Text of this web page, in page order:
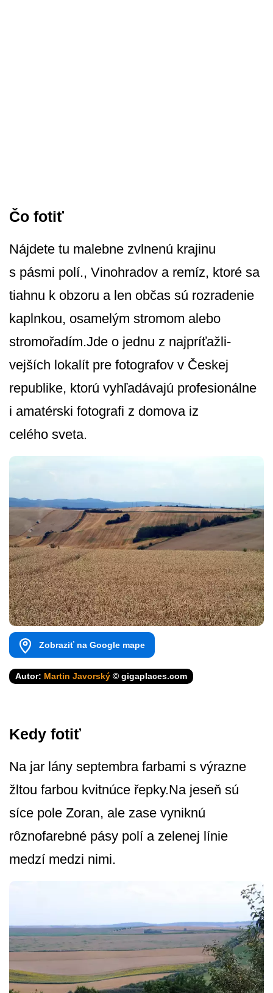
Čo fotiť
Nájdete tu malebne zvlnenú krajinu
s pásmi polí., Vinohradov a remíz, ktoré sa
tiahnu k obzoru a len občas sú rozradenie
kaplnkou, osamelým stromom alebo
stromořadím.Jde o jednu z najpríťažli­
vejších lokalít pre fotografov v Českej
republike, ktorú vyhľadávajú profesionálne
i amatérski fotografi z domova iz
celého sveta.
Zobraziť na Google mape
Autor: Martin Javorský © gigaplaces.com
Kedy fotiť
Na jar lány septembra farbami s výrazne
žltou farbou kvitnúce řepky.Na jeseň sú
síce pole Zoran, ale zase vyniknú
rôznofarebné pásy polí a zelenej línie
medzí medzi nimi.